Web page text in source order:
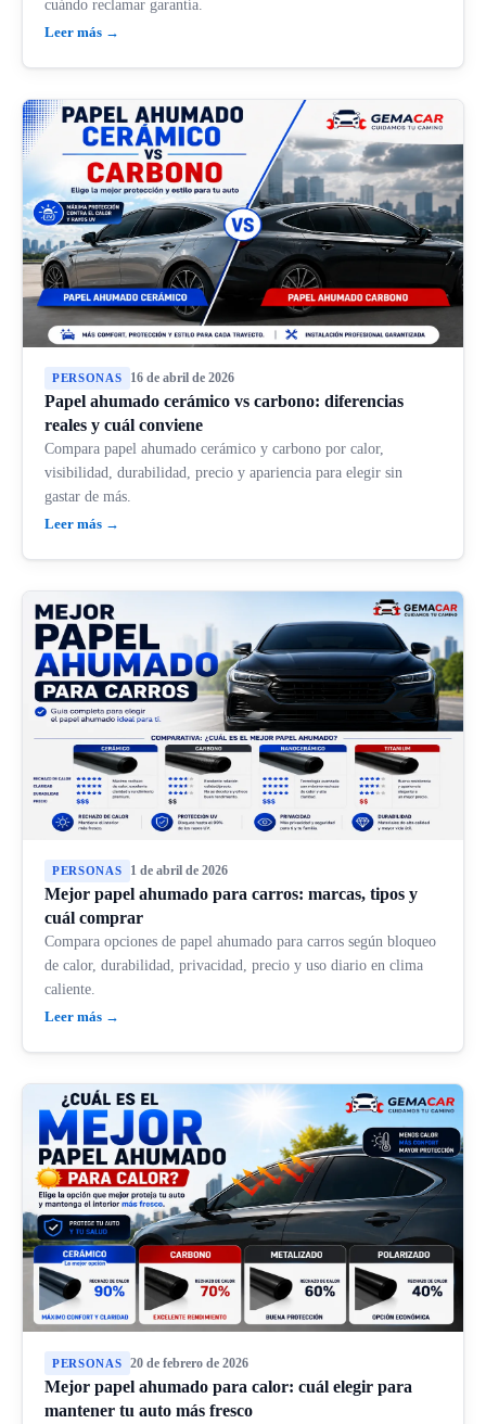
cuándo reclamar garantía.
Leer más →
PERSONAS 16 de abril de 2026
Papel ahumado cerámico vs carbono: diferencias
reales y cuál conviene
Compara papel ahumado cerámico y carbono por calor,
visibilidad, durabilidad, precio y apariencia para elegir sin
gastar de más.
Leer más →
PERSONAS 1 de abril de 2026
Mejor papel ahumado para carros: marcas, tipos y
cuál comprar
Compara opciones de papel ahumado para carros según bloqueo
de calor, durabilidad, privacidad, precio y uso diario en clima
caliente.
Leer más →
PERSONAS 20 de febrero de 2026
Mejor papel ahumado para calor: cuál elegir para
mantener tu auto más fresco